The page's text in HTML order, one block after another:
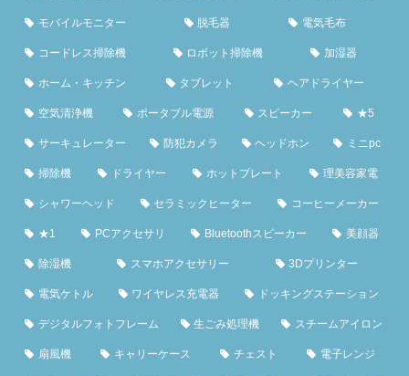
モバイルモニター 脱毛器 電気毛布
コードレス掃除機 ロボット掃除機 加湿器
ホーム・キッチン タブレット ヘアドライヤー
空気清浄機 ポータブル電源 スピーカー ★5
サーキュレーター 防犯カメラ ヘッドホン ミニpc
掃除機 ドライヤー ホットプレート 理美容家電
シャワーヘッド セラミックヒーター コーヒーメーカー
★1 PCアクセサリ Bluetoothスピーカー 美顔器
除湿機 スマホアクセサリー 3Dプリンター
電気ケトル ワイヤレス充電器 ドッキングステーション
デジタルフォトフレーム 生ごみ処理機 スチームアイロン
扇風機 キャリーケース チェスト 電子レンジ